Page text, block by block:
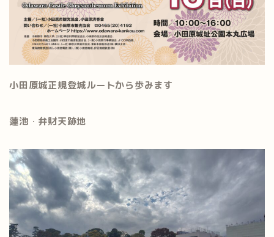
小田原城正規登城ルートから歩みます
蓮池 ・ 弁財天跡地